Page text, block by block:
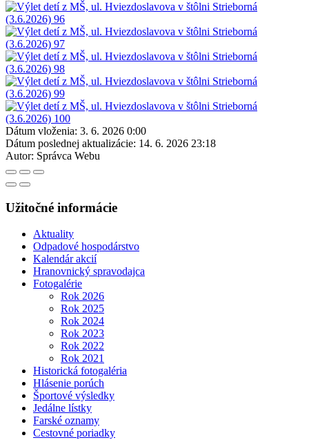
Dátum vloženia: 3. 6. 2026 0:00
Dátum poslednej aktualizácie: 14. 6. 2026 23:18
Autor: Správca Webu
Užitočné informácie
Aktuality
Odpadové hospodárstvo
Kalendár akcií
Hranovnický spravodajca
Fotogalérie
Rok 2026
Rok 2025
Rok 2024
Rok 2023
Rok 2022
Rok 2021
Historická fotogaléria
Hlásenie porúch
Športové výsledky
Jedálne lístky
Farské oznamy
Cestovné poriadky